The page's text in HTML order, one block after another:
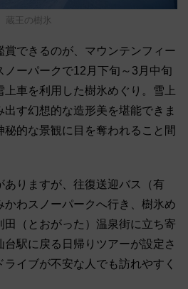
蔵王の樹氷
できるのが、マウンテンフィー
ノーパークで12月下旬～3月中旬
車を利用した樹氷めぐり。雪上
す幻想的な造形美を堪能できま
的な景観に目を奪われること間
りますが、往復送迎バス（有
わスノーパークへ行き、樹氷め
田（とおがった）温泉街に立ち寄
台駅に戻る日帰りツアーが設定さ
イブが不安な人でも訪れやすく